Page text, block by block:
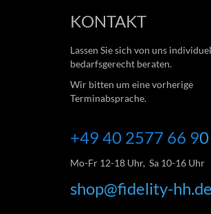
KONTAKT
Lassen Sie sich von uns
bedarfsgerecht beraten.
Wir bitten um eine vorherige
Terminabsprache.
+49 40 2577 66 90
Mo-Fr 12-18 Uhr, Sa 10-16 Uhr
shop@fidelity-hh.de